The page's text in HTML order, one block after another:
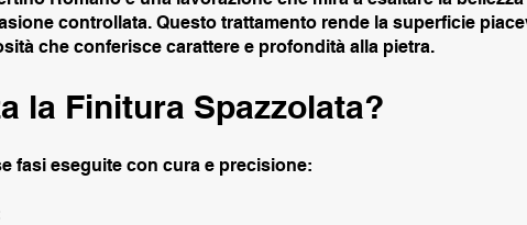
controllata. Questo trattamento rende la superficie
che conferisce carattere e profondità alla pietra.
la Finitura Spazzolata?
fasi eseguite con cura e precisione: